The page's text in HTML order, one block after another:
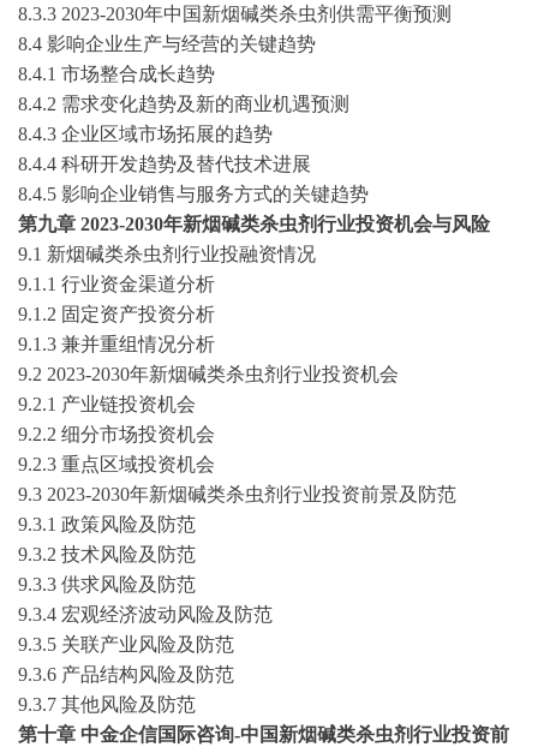
8.3.3 2023-2030年中国 新烟碱类杀虫剂 供需平衡预测
8.4 影响企业生产与经营的关键趋势
8.4.1 市场整合成长趋势
8.4.2 需求变化趋势及新的商业机遇预测
8.4.3 企业区域市场拓展的趋势
8.4.4 科研开发趋势及替代技术进展
8.4.5 影响企业销售与服务方式的关键趋势
第九章 2023-2030年新烟碱类杀虫剂行业投资机会与风险
9.1 新烟碱类杀虫剂 行业投融资情况
9.1.1 行业资金渠道分析
9.1.2 固定资产投资分析
9.1.3 兼并重组情况分析
9.2 2023-2030年新烟碱类杀虫剂 行业投资机会
9.2.1 产业链投资机会
9.2.2 细分市场投资机会
9.2.3 重点区域投资机会
9.3 2023-2030年新烟碱类杀虫剂 行业投资前景及防范
9.3.1 政策风险及防范
9.3.2 技术风险及防范
9.3.3 供求风险及防范
9.3.4 宏观经济波动风险及防范
9.3.5 关联产业风险及防范
9.3.6 产品结构风险及防范
9.3.7 其他风险及防范
第十章 中金企信国际咨询-中国新烟碱类杀虫剂行业投资前